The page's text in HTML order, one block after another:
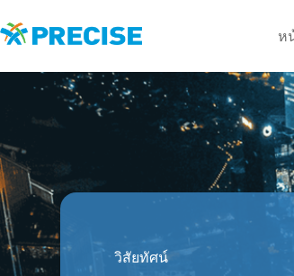
to
content
ห
วิสัยทัศน์